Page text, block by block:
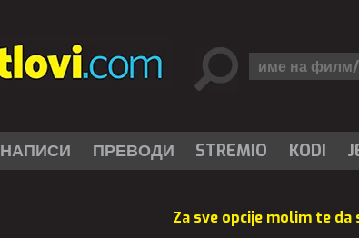
НАПИСИ ПРЕВОДИ STREMIO KODI
Za sve opcije molim te da